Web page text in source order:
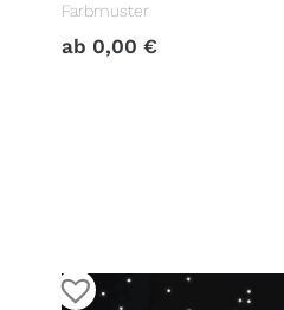
Farbmuster
ab 0,00 €